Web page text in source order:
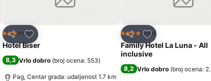
Deli
Dodati u favorite
3 Zvezdice
Hotel
Hotel Biser
8,3 Vrlo dobro (broj ocena: 553)
Pag, Centar grada: udaljenost 1.7 km
Deli
Dodati u favorite
4 Zvezdice
Hotel
Family Hotel La Luna - All
inclusive
8,2 Vrlo dobro (broj ocena: